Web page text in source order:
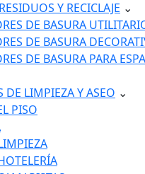
Y RECICLAJE ⌄
DE BASURA
DE BASURA
DE BASURA PARA
DE LIMPIEZA Y ASEO ⌄
PISO